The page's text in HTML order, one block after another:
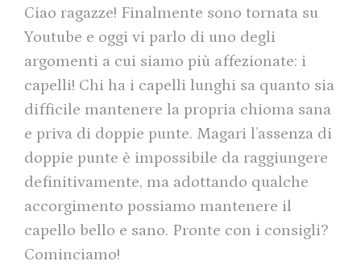
Ciao ragazze! Finalmente sono tornata su
Youtube e oggi vi parlo di uno degli
argomenti a cui siamo più affezionate: i
capelli! Chi ha i capelli lunghi sa quanto sia
difficile mantenere la propria chioma sana
e priva di doppie punte. Magari l’assenza di
doppie punte è impossibile da raggiungere
definitivamente, ma adottando qualche
accorgimento possiamo mantenere il
capello bello e sano. Pronte con i consigli?
Cominciamo!